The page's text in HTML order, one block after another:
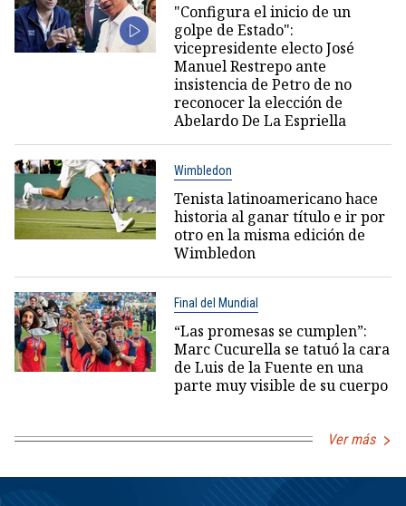
"Configura el inicio de un
golpe de Estado":
vicepresidente electo José
Manuel Restrepo ante
insistencia de Petro de no
reconocer la elección de
Abelardo De La Espriella
Wimbledon
Tenista latinoamericano hace
historia al ganar título e ir por
otro en la misma edición de
Wimbledon
Final del Mundial
“Las promesas se cumplen”:
Marc Cucurella se tatuó la cara
de Luis de la Fuente en una
parte muy visible de su cuerpo
Ver más